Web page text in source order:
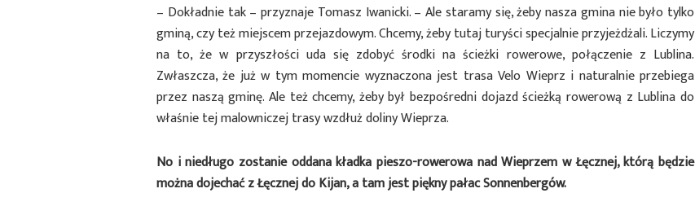
– Dokładnie tak – przyznaje Tomasz Iwanicki. – Ale staramy się, żeby nasza gmina nie było tylko
gminą, czy też miejscem przejazdowym. Chcemy, żeby tutaj turyści specjalnie przyjeżdżali. Liczymy
na to, że w przyszłości uda się zdobyć środki na ścieżki rowerowe, połączenie z Lublina.
Zwłaszcza, że już w tym momencie wyznaczona jest trasa Velo Wieprz i naturalnie przebiega
przez naszą gminę. Ale też chcemy, żeby był bezpośredni dojazd ścieżką rowerową z Lublina do
właśnie tej malowniczej trasy wzdłuż doliny Wieprza.
No i niedługo zostanie oddana kładka pieszo-rowerowa nad Wieprzem w Łęcznej, którą będzie
można dojechać z Łęcznej do Kijan, a tam jest piękny pałac Sonnenbergów.